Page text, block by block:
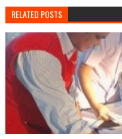
RELATED POSTS